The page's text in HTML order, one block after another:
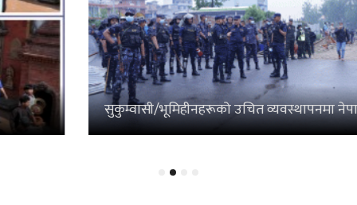
सुकुम्वासी/भूमिहीनहरूको उचित व्यवस्थापनमा नेपाल प्रहरी